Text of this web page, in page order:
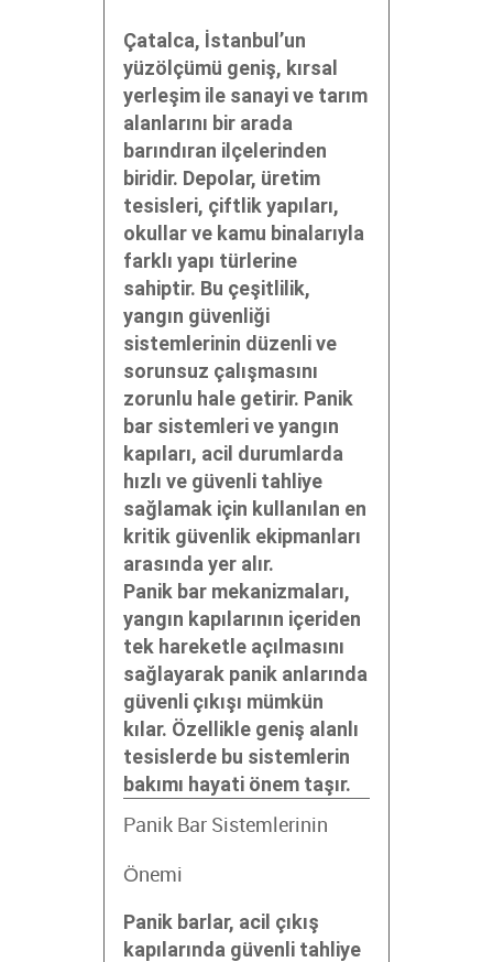
Çatalca, İstanbul’un
yüzölçümü geniş, kırsal
yerleşim ile sanayi ve tarım
alanlarını bir arada
barındıran ilçelerinden
biridir. Depolar, üretim
tesisleri, çiftlik yapıları,
okullar ve kamu binalarıyla
farklı yapı türlerine
sahiptir. Bu çeşitlilik,
yangın güvenliği
sistemlerinin düzenli ve
sorunsuz çalışmasını
zorunlu hale getirir. Panik
bar sistemleri ve yangın
kapıları, acil durumlarda
hızlı ve güvenli tahliye
sağlamak için kullanılan en
kritik güvenlik ekipmanları
arasında yer alır.
Panik bar mekanizmaları,
yangın kapılarının içeriden
tek hareketle açılmasını
sağlayarak panik anlarında
güvenli çıkışı mümkün
kılar. Özellikle geniş alanlı
tesislerde bu sistemlerin
bakımı hayati önem taşır.
Panik Bar Sistemlerinin
Önemi
Panik barlar, acil çıkış
kapılarında güvenli tahliye